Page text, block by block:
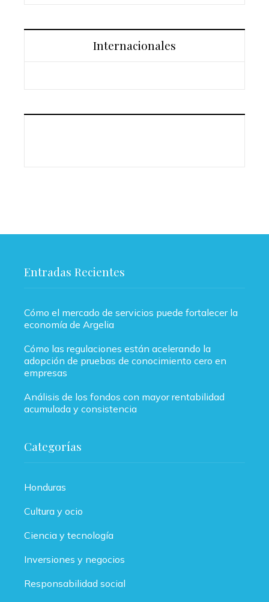
Internacionales
Entradas Recientes
Cómo el mercado de servicios puede fortalecer la
economía de Argelia
Cómo las regulaciones están acelerando la
adopción de pruebas de conocimiento cero en
empresas
Análisis de los fondos con mayor rentabilidad
acumulada y consistencia
Categorías
Honduras
Cultura y ocio
Ciencia y tecnología
Inversiones y negocios
Responsabilidad social